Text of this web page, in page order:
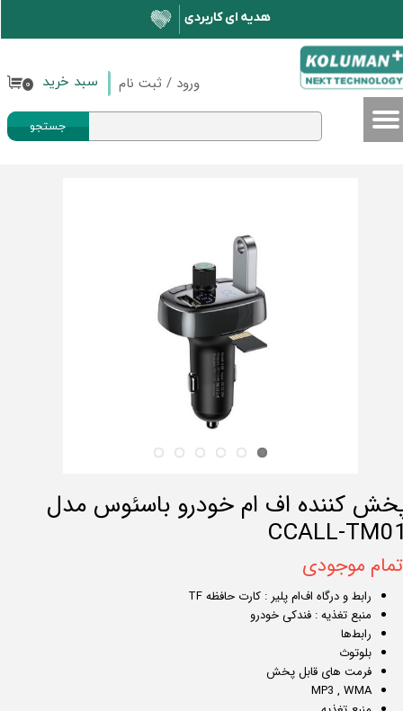
ورود / ثبت نام
حساب کاربری من
تغییر گذر واژه
سفارشات
جستجو
۰ سبد خرید
کننده اف ام خودرو باسئوس مدل
CCALL-
موجودی
رابط و درگاه اف‌ام پلیر : کارت حافظه TF
منبع تغذیه : فندکی خودرو
رابط‌ها
بلوتوث
فرمت های قابل پخش
MP3 , WMA